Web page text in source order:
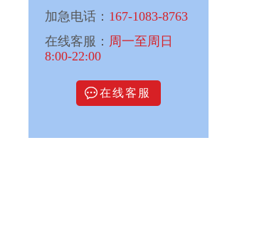
加急电话： 167-1083-8763
在线客服： 周一至周日
8:00-22:00
在线客服